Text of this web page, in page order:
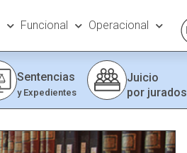
Funcional Operacional
Sentencias
y Expedientes
Juicio
por jurados